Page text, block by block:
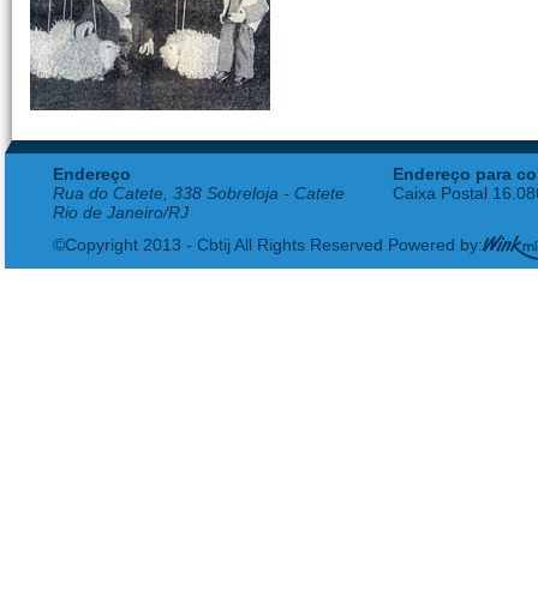
Endereço
Rua do Catete, 338 Sobreloja - Catete
Rio de Janeiro/RJ
Endereço para
Caixa Postal
©Copyright 2013 - Cbtij All Rights Reserved Powered by: